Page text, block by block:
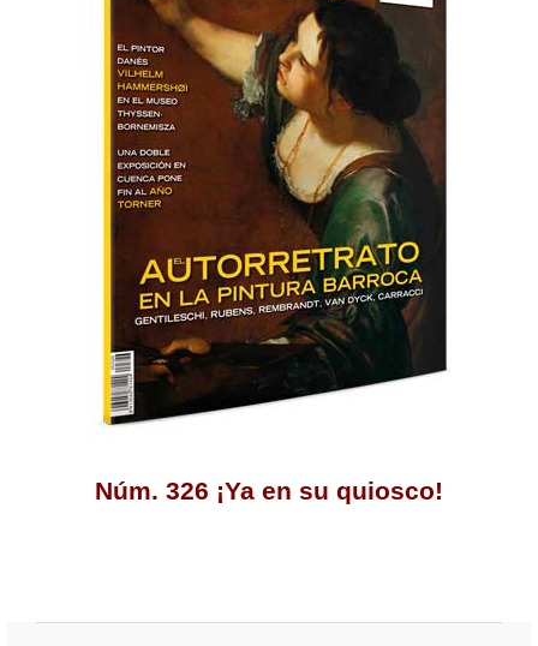
Núm. 326 ¡Ya en su quiosco!